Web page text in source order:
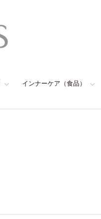
インナーケア（食品）